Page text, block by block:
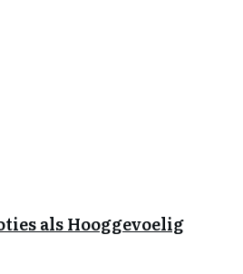
als Hooggevoelig